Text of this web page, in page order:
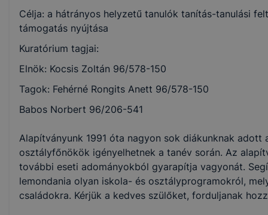
Célja: a hátrányos helyzetű tanulók tanítás-tanulási
támogatás nyújtása
Kuratórium tagjai:
Elnök: Kocsis Zoltán 96/578-150
Tagok: Fehérné Rongits Anett 96/578-150
Babos Norbert 96/206-541
Alapítványunk 1991 óta nagyon sok diákunknak
osztályfőnökök igényelhetnek a tanév során. Az
további eseti adományokból gyarapítja vagyonát.
lemondania olyan iskola- és osztályprogramokról,
családokra. Kérjük a kedves szülőket, forduljanak